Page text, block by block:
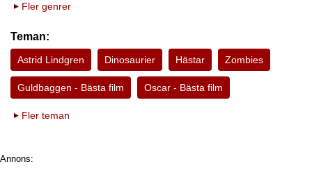
Fler genrer
Teman:
Astrid Lindgren Dinosaurier Hästar Zombies
Guldbaggen - Bästa film Oscar - Bästa film
Fler teman
Annons: